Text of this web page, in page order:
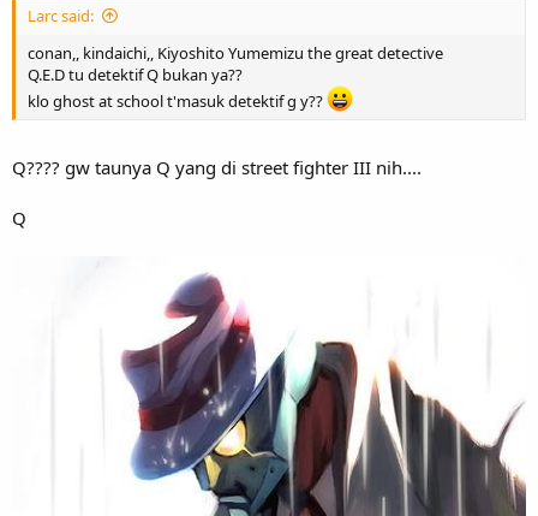
Larc said:
conan,, kindaichi,, Kiyoshito Yumemizu the great detective
Q.E.D tu detektif Q bukan ya??
klo ghost at school t'masuk detektif g y??
Q???? gw taunya Q yang di street fighter III nih....
Q